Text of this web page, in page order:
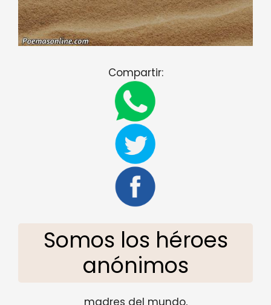
Compartir:
Somos los héroes
anónimos
madres del mundo,